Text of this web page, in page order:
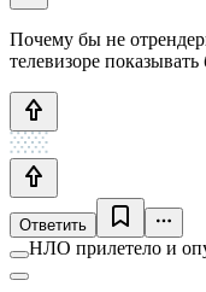
Почему бы не
телевизоре
Ответить
НЛО прилетело и